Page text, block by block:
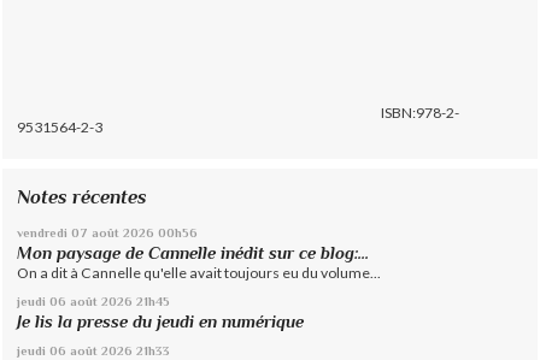
ISBN:978-2-
9531564-2-3
Notes récentes
vendredi 07 août 2026 00h56
Mon paysage de Cannelle inédit sur ce blog:...
On a dit à Cannelle qu'elle avait toujours eu du volume...
jeudi 06 août 2026 21h45
Je lis la presse du jeudi en numérique
jeudi 06 août 2026 21h33